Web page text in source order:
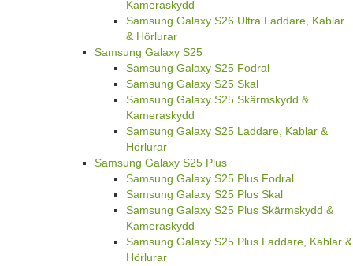
Kameraskydd
Samsung Galaxy S26 Ultra Laddare, Kablar
& Hörlurar
Samsung Galaxy S25
Samsung Galaxy S25 Fodral
Samsung Galaxy S25 Skal
Samsung Galaxy S25 Skärmskydd &
Kameraskydd
Samsung Galaxy S25 Laddare, Kablar &
Hörlurar
Samsung Galaxy S25 Plus
Samsung Galaxy S25 Plus Fodral
Samsung Galaxy S25 Plus Skal
Samsung Galaxy S25 Plus Skärmskydd &
Kameraskydd
Samsung Galaxy S25 Plus Laddare, Kablar &
Hörlurar